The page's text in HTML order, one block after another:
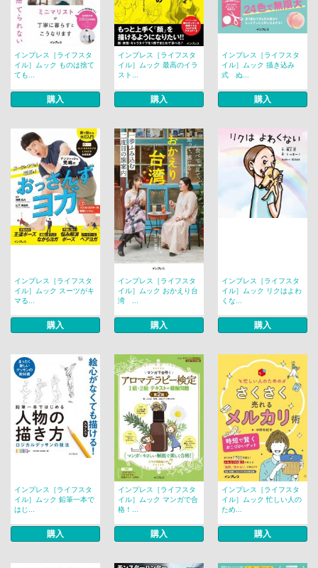
インプレス［ライフスタ
イル］ムック ものは捨て
ても...
購入
インプレス［ライフスタ
イル］ムック 最高のイラ
スト...
購入
インプレス［ライフスタ
イル］ムック 描き込み
式 ぬ...
購入
インプレス［ライフスタ
イル］ムック スーツがキ
マる...
購入
インプレス［ライフスタ
イル］ムック おかえり台
湾 ...
購入
インプレス［ライフスタ
イル］ムック リクはよわ
くな...
購入
インプレス［ライフスタ
イル］ムック 鉛筆一本で
はじ...
購入
インプレス［ライフスタ
イル］ムック マンガで合
格！...
購入
インプレス［ライフスタ
イル］ムック 忙しい人の
ため...
購入